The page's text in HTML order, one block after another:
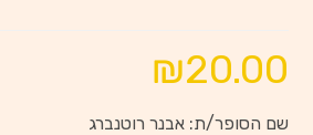
₪20.00
שם הסופר/ת: אבנר רוטנברג